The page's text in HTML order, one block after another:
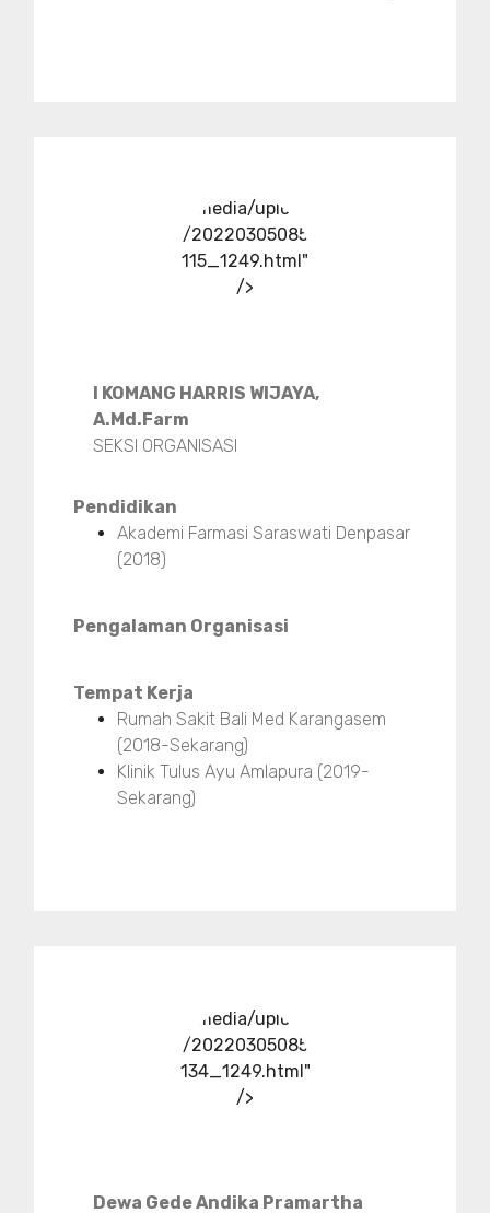
../media/upload
/20220305085
115_1249.html"
/>
I KOMANG HARRIS WIJAYA,
A.Md.Farm
SEKSI ORGANISASI
Pendidikan
Akademi Farmasi Saraswati Denpasar
(2018)
Pengalaman Organisasi
Tempat Kerja
Rumah Sakit Bali Med Karangasem
(2018-Sekarang)
Klinik Tulus Ayu Amlapura (2019-
Sekarang)
../media/upload
/20220305085
134_1249.html"
/>
Dewa Gede Andika Pramartha